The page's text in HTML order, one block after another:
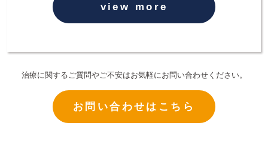
view more
治療に関するご質問やご不安はお気軽にお問い合わせください。
お問い合わせはこちら